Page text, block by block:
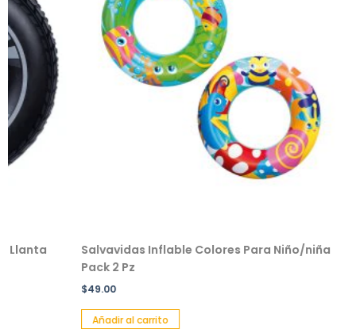
Salvavidas Inflable Colores Para Niño/niña
Pack 2 Pz
Añadir al carrito